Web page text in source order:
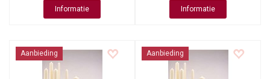
Informatie Informatie
Aanbieding Aanbieding